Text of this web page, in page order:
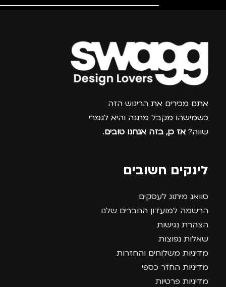
צרפו אותי למועדון
אתם מכירים את הריגוש הזה
כשמישהו מקבל מתנה והיא לגמרי
שווה? אז כן, בזה אנחנו טובים.
לינקים חשובים
סוואג מיתוג לעסקים
הרשמה למועדון החברים שלנו
הצהרת נגישות
שאלות נפוצות
מדיניות משלוחים והחזרות
מדיניות החזר כספי
מדיניות פרטיות